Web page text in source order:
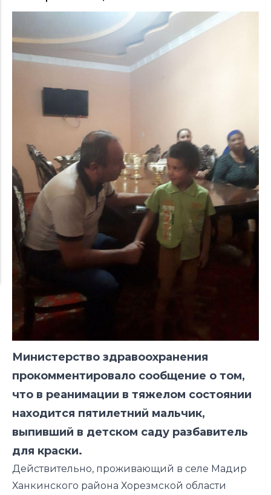
Министерство здравоохранения
прокомментировало сообщение о том,
что в реанимации в тяжелом состоянии
находится пятилетний мальчик,
выпивший в детском саду разбавитель
для краски.
Действительно, проживающий в селе Мадир
Ханкинского района Хорезмской области